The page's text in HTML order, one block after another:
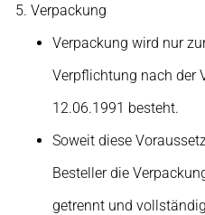
Verpackung
Verpackung wird nur
Verpflichtung nach der
12.06.1991 besteht.
Soweit diese
Besteller die
getrennt und